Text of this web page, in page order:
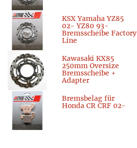
KSX Yamaha YZ85
02- YZ80 93-
Bremsscheibe Factory
Line
Kawasaki KX85
250mm Oversize
Bremsscheibe +
Adapter
Bremsbelag für
Honda CR CRF 02-